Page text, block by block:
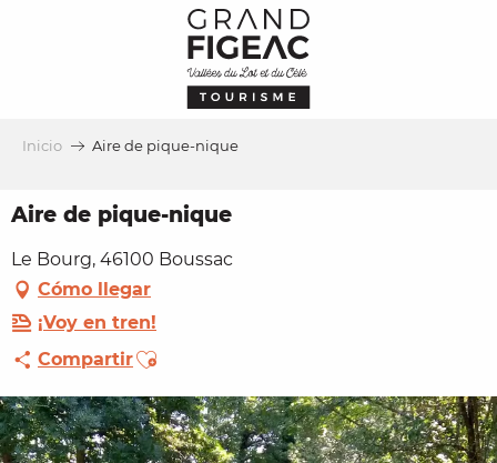
Inicio Aire de pique-nique
Aire de pique-nique
Le Bourg, 46100 Boussac
Cómo llegar
¡Voy en tren!
CompartirAjouter aux favoris